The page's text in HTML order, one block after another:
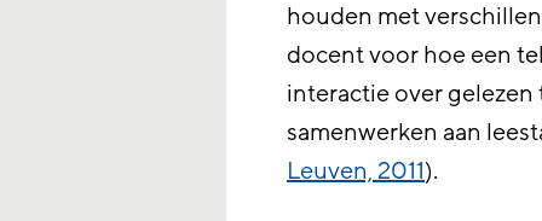
houden met
docent voor hoe een
interactie over
samenwerken aan
Leuven, 2011).